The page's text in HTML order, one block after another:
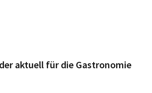
aktuell für die Gastronomie